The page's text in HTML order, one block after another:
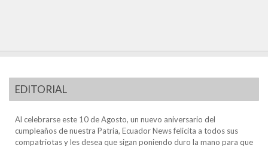
EDITORIAL
Al celebrarse este 10 de Agosto, un nuevo aniversario del
cumpleaños de nuestra Patria, Ecuador News felicita a todos sus
compatriotas y les desea que sigan poniendo duro la mano para que